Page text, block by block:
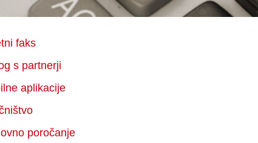
faks
s partnerji
aplikacije
poročanje